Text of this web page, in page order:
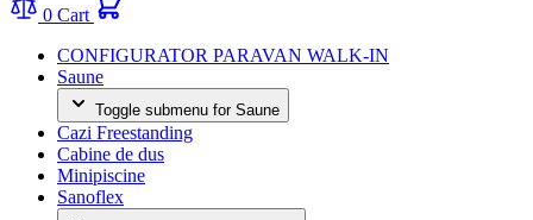
0 Cart
CONFIGURATOR PARAVAN WALK-IN
Saune
Toggle submenu for Saune
Cazi Freestanding
Cabine de dus
Minipiscine
Sanoflex